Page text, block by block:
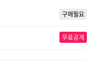
구매필요
무료공개